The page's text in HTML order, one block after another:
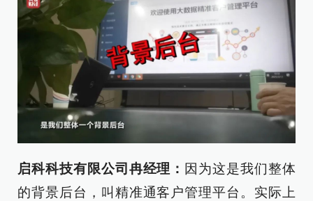
启科科技有限公司冉经理： 因为这是我们整体
的背景后台，叫精准通客户管理平台。实际上